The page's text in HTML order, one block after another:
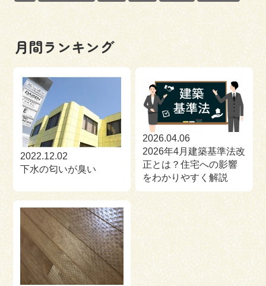
月間ランキング
2022.12.02
下水の匂いが臭い
2026.04.06
2026年4月建築基準法改
正とは？住宅への影響
をわかりやすく解説